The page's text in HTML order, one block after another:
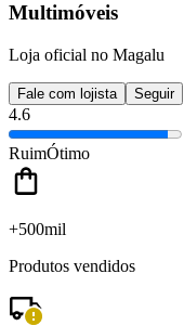
Multimóveis
Loja oficial no Magalu
Fale com lojista Seguir
4.6
RuimÓtimo
+500mil
Produtos vendidos